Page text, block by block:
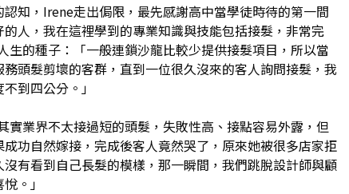
知，Irene走出侷限，最先感謝高中當學徒時待的第一間
人，我在這裡學到的專業知識與技能包括接髮，非常完
生的種子：「一般連鎖沙龍比較少提供接髮項目，所以當
頭髮剪壞的客群，直到一位很久沒來的客人詢問接髮，我
到四公分。」
實業界不太接過短的頭髮，失敗性高、接點容易外露，但
功自然嫁接，完成後客人竟然哭了，原來她被很多店家拒
有看到自己長髮的模樣，那一瞬間，我們跳脫設計師與顧
。」